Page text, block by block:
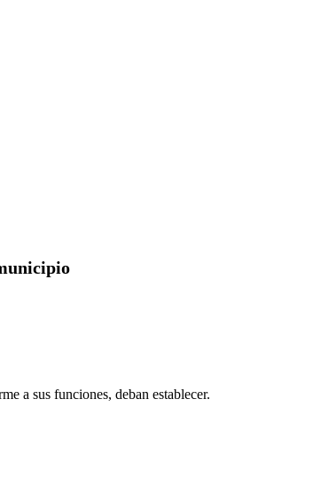
a sus funciones, deban establecer.